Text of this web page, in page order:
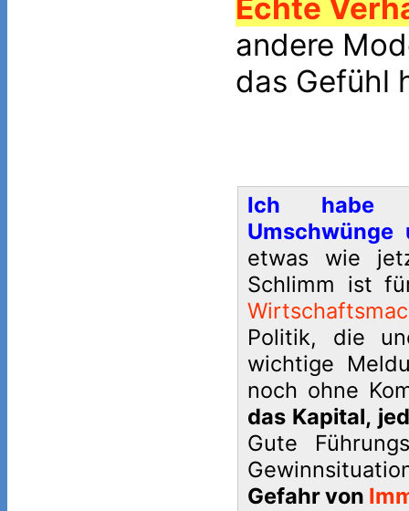
Echte
andere
das Gefühl
Ich habe
Umschwünge
etwas wie
Schlimm ist
Politik, die
wichtige
noch ohne
das Kapital,
Gute
Gefahr von